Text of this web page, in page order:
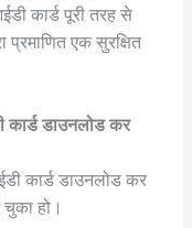
कार्ड पूरी तरह से
प्रमाणित एक सुरक्षित
डाउनलोड कर
कार्ड डाउनलोड कर
हो।